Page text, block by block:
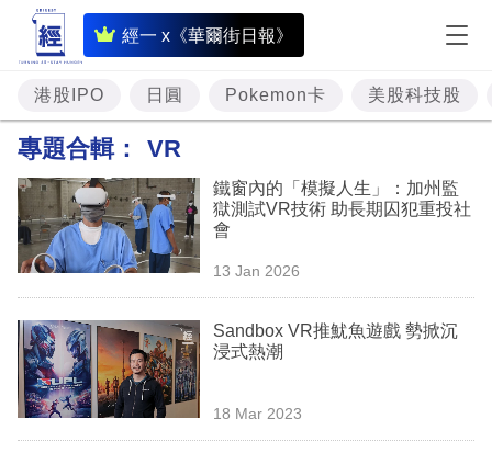
經一 x《華爾街日報》
即
時
財
經
題
投
資
樓
市
理
港股IPO 日圓 Pokemon卡 美股科技股
專題合輯： VR
鐵窗內的「模擬人生」：加州監
獄測試VR技術 助長期囚犯重投社
會
13 Jan 2026
Sandbox VR推魷魚遊戲 勢掀沉
浸式熱潮
18 Mar 2023